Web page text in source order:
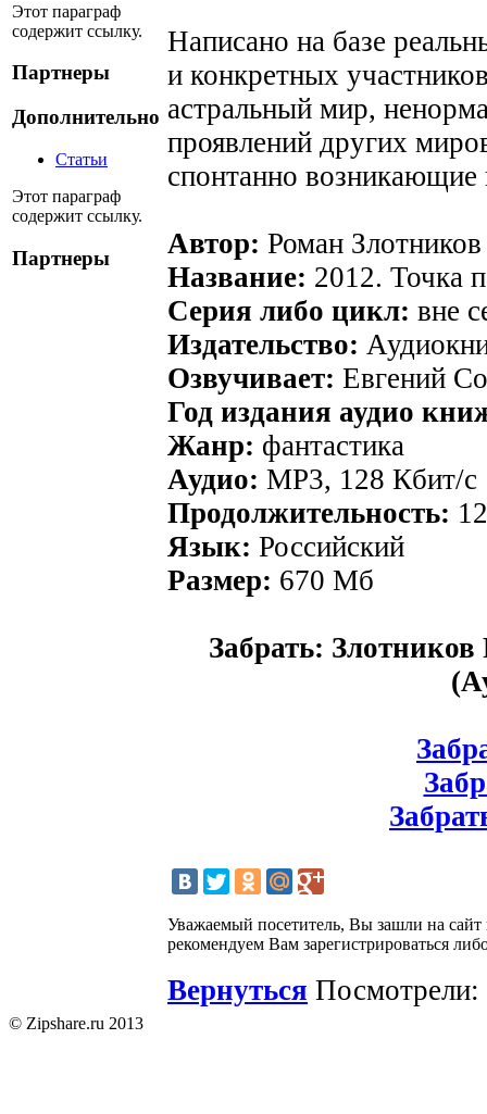
Этот параграф
содержит ссылку.
Партнеры
Дополнительно
Статьи
Этот параграф
содержит ссылку.
Партнеры
Написано на базе
и конкретных
астральный мир,
проявлений других
спонтанно
Автор: Роман Злотников
Название: 2012. Точка
Серия либо цикл: вне
Издательство:
Озвучивает: Евгений
Год издания аудио
Жанр: фантастика
Аудио: MP3, 128 Кбит/с
Продолжительность:
Язык: Российский
Размер: 670 Мб
Забрать: Злотников
Уважаемый посетитель, Вы зашли на
рекомендуем Вам зарегистрироваться
Вернуться Посмотрели:
© Zipshare.ru 2013